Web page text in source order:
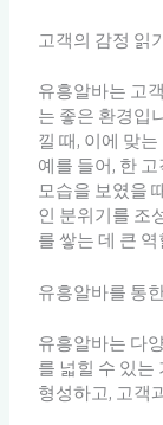
고객의 감정 읽
유흥알바는 고
는 좋은 환경입
낄 때, 이에 맞
예를 들어, 한
모습을 보였을
인 분위기를 조
를 쌓는 데 큰
유흥알바를 통
유흥알바는 다
를 넓힐 수 있는
형성하고, 고객